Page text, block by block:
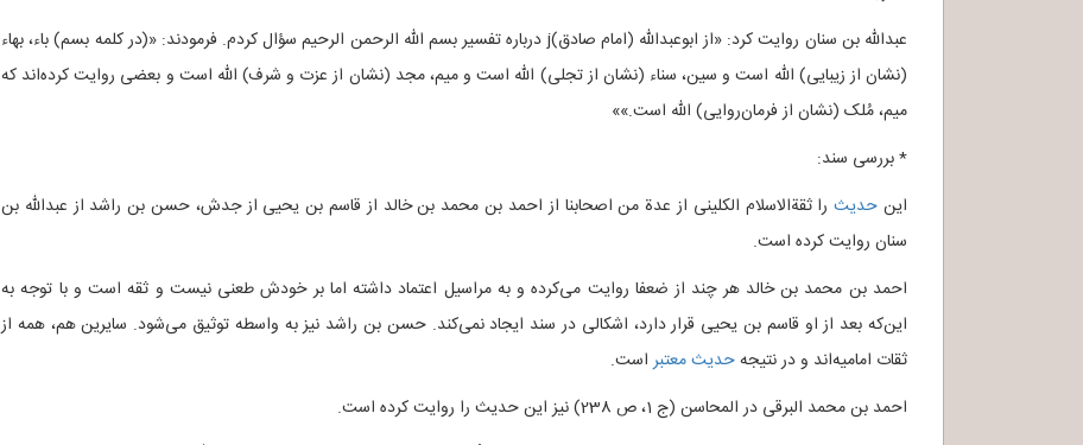
عبدالله بن سنان روایت کرد: «از ابوعبدالله (امام صادق)j درباره تفسیر بسم الله الرحمن الرحیم سؤال کردم. فرمودند: «(در کلمه بسم) باء، بهاء
(نشان از زیبایی) الله است و سین، سناء (نشان از تجلی) الله است و میم، مجد (نشان از عزت و شرف) الله است و بعضی روایت کرده‌اند که
میم، مُلک (نشان از فرمان‌روایی) الله است.»»
* بررسی سند:
این حدیثرا ثقةالاسلام الکلینی از عدة من اصحابنا از احمد بن محمد بن خالد از قاسم بن یحیی از جدش، حسن بن راشد از عبدالله بن
سنان روایت کرده است.
احمد بن محمد بن خالد هر چند از ضعفا روایت می‌کرده و به مراسیل اعتماد داشته اما بر خودش طعنی نیست و ثقه است و با توجه به
این‌که بعد از او قاسم بن یحیی قرار دارد، اشکالی در سند ایجاد نمی‌کند. حسن بن راشد نیز به واسطه توثیق می‌شود. سایرین هم، همه از
ثقات امامیه‌اند و در نتیجهحدیث معتبراست.
احمد بن محمد البرقی در المحاسن (ج 1، ص 238) نیز این حدیث را روایت کرده است.